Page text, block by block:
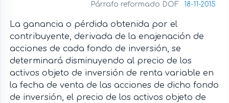
Párrafo reformado DOF 18-11-2015
La ganancia o pérdida obtenida por el
contribuyente, derivada de la enajenación de
acciones de cada fondo de inversión, se
determinará disminuyendo al precio de los
activos objeto de inversión de renta variable en
la fecha de venta de las acciones de dicho fondo
de inversión, el precio de los activos objeto de